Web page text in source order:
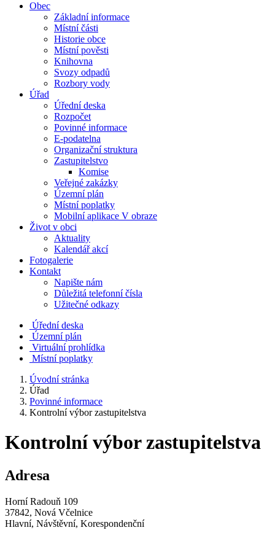
Obec
Základní informace
Místní části
Historie obce
Místní pověsti
Knihovna
Svozy odpadů
Rozbory vody
Úřad
Úřední deska
Rozpočet
Povinné informace
E-podatelna
Organizační struktura
Zastupitelstvo
Komise
Veřejné zakázky
Územní plán
Místní poplatky
Mobilní aplikace V obraze
Život v obci
Aktuality
Kalendář akcí
Fotogalerie
Kontakt
Napište nám
Důležitá telefonní čísla
Užitečné odkazy
Úřední deska
Územní plán
Virtuální prohlídka
Místní poplatky
Úvodní stránka
Úřad
Povinné informace
Kontrolní výbor zastupitelstva
Kontrolní výbor zastupitelstva
Adresa
Horní Radouň 109
37842, Nová Včelnice
Hlavní, Návštěvní, Korespondenční